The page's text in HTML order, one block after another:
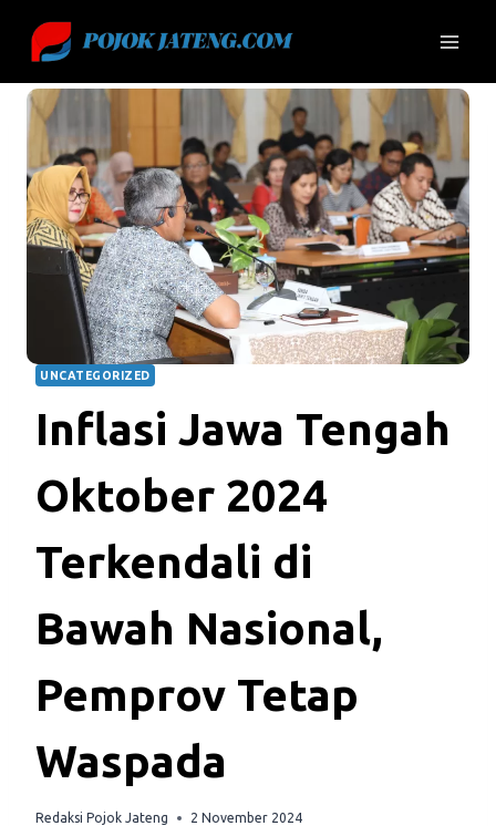
content
UNCATEGORIZED
Inflasi Jawa Tengah
Oktober 2024
Terkendali di
Bawah Nasional,
Pemprov Tetap
Waspada
Redaksi Pojok Jateng 2 November 2024